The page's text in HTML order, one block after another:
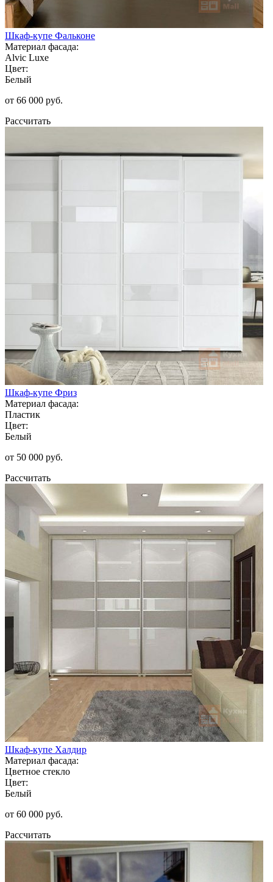
Шкаф-купе Фальконе
Материал фасада:
Alvic Luxe
Цвет:
Белый
от 66 000 руб.
Рассчитать
Шкаф-купе Фриз
Материал фасада:
Пластик
Цвет:
Белый
от 50 000 руб.
Рассчитать
Шкаф-купе Халдир
Материал фасада:
Цветное стекло
Цвет:
Белый
от 60 000 руб.
Рассчитать